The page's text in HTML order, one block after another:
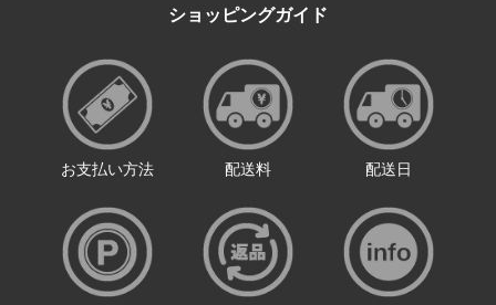
ショッピングガイド
お支払い方法 配送料 配送日